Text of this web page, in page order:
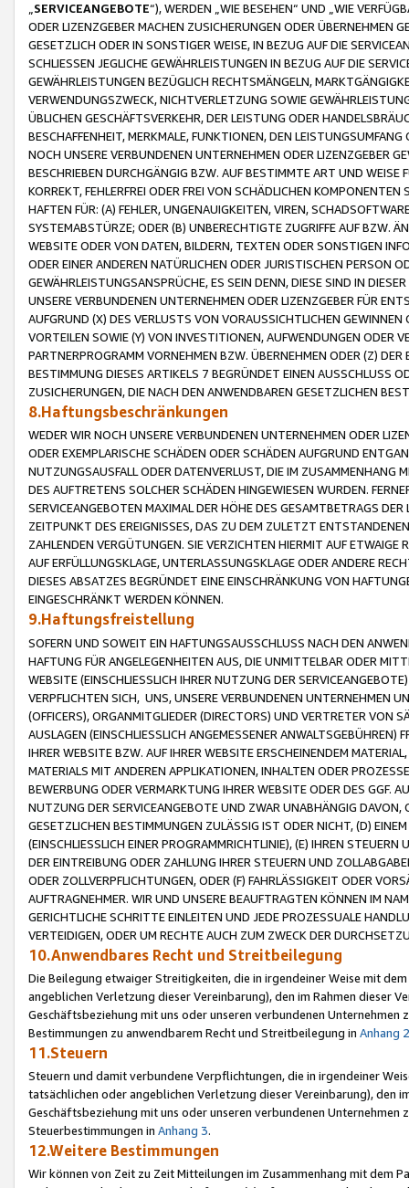
SERVICEANGEBOTE“), WERDEN „WIE BESEHEN“ UND „WIE
ODER LIZENZGEBER MACHEN ZUSICHERUNGEN ODER ÜBERNEHMEN
GESETZLICH ODER IN SONSTIGER WEISE, IN BEZUG AUF DIE
SCHLIESSEN JEGLICHE GEWÄHRLEISTUNGEN IN BEZUG AUF DIE
GEWÄHRLEISTUNGEN BEZÜGLICH RECHTSMÄNGELN,
VERWENDUNGSZWECK, NICHTVERLETZUNG SOWIE
ÜBLICHEN GESCHÄFTSVERKEHR, DER LEISTUNG ODER
BESCHAFFENHEIT, MERKMALE, FUNKTIONEN, DEN
NOCH UNSERE VERBUNDENEN UNTERNEHMEN ODER LIZENZGEBER
BESCHRIEBEN DURCHGÄNGIG BZW. AUF BESTIMMTE ART UND
KORREKT, FEHLERFREI ODER FREI VON SCHÄDLICHEN
HAFTEN FÜR: (A) FEHLER, UNGENAUIGKEITEN, VIREN,
SYSTEMABSTÜRZE; ODER (B) UNBERECHTIGTE ZUGRIFFE AUF BZW.
WEBSITE ODER VON DATEN, BILDERN, TEXTEN ODER SONSTIGEN
ODER EINER ANDEREN NATÜRLICHEN ODER JURISTISCHEN PERSON
GEWÄHRLEISTUNGSANSPRÜCHE, ES SEIN DENN, DIESE SIND IN
UNSERE VERBUNDENEN UNTERNEHMEN ODER LIZENZGEBER FÜR
AUFGRUND (X) DES VERLUSTS VON VORAUSSICHTLICHEN
VORTEILEN SOWIE (Y) VON INVESTITIONEN, AUFWENDUNGEN ODER
PARTNERPROGRAMM VORNEHMEN BZW. ÜBERNEHMEN ODER (Z)
BESTIMMUNG DIESES ARTIKELS 7 BEGRÜNDET EINEN AUSSCHLUSS
ZUSICHERUNGEN, DIE NACH DEN ANWENDBAREN GESETZLICHEN
8.Haftungsbeschränkungen
WEDER WIR NOCH UNSERE VERBUNDENEN UNTERNEHMEN ODER
ODER EXEMPLARISCHE SCHÄDEN ODER SCHÄDEN AUFGRUND
NUTZUNGSAUSFALL ODER DATENVERLUST, DIE IM ZUSAMMENHANG
DES AUFTRETENS SOLCHER SCHÄDEN HINGEWIESEN WURDEN.
SERVICEANGEBOTEN MAXIMAL DER HÖHE DES GESAMTBETRAGS
ZEITPUNKT DES EREIGNISSES, DAS ZU DEM ZULETZT
ZAHLENDEN VERGÜTUNGEN. SIE VERZICHTEN HIERMIT AUF
AUF ERFÜLLUNGSKLAGE, UNTERLASSUNGSKLAGE ODER ANDERE
DIESES ABSATZES BEGRÜNDET EINE EINSCHRÄNKUNG VON
EINGESCHRÄNKT WERDEN KÖNNEN.
9.Haftungsfreistellung
SOFERN UND SOWEIT EIN HAFTUNGSAUSSCHLUSS NACH DEN
HAFTUNG FÜR ANGELEGENHEITEN AUS, DIE UNMITTELBAR ODER
WEBSITE (EINSCHLIESSLICH IHRER NUTZUNG DER
VERPFLICHTEN SICH, UNS, UNSERE VERBUNDENEN UNTERNEHMEN
(OFFICERS), ORGANMITGLIEDER (DIRECTORS) UND VERTRETER VON
AUSLAGEN (EINSCHLIESSLICH ANGEMESSENER
IHRER WEBSITE BZW. AUF IHRER WEBSITE ERSCHEINENDEM
MATERIALS MIT ANDEREN APPLIKATIONEN, INHALTEN ODER
BEWERBUNG ODER VERMARKTUNG IHRER WEBSITE ODER DES GGF.
NUTZUNG DER SERVICEANGEBOTE UND ZWAR UNABHÄNGIG
GESETZLICHEN BESTIMMUNGEN ZULÄSSIG IST ODER NICHT, (D)
(EINSCHLIESSLICH EINER PROGRAMMRICHTLINIE), (E) IHREN
DER EINTREIBUNG ODER ZAHLUNG IHRER STEUERN UND
ODER ZOLLVERPFLICHTUNGEN, ODER (F) FAHRLÄSSIGKEIT ODER
AUFTRAGNEHMER. WIR UND UNSERE BEAUFTRAGTEN KÖNNEN IM
GERICHTLICHE SCHRITTE EINLEITEN UND JEDE PROZESSUALE
VERTEIDIGEN, ODER UM RECHTE AUCH ZUM ZWECK DER
10.Anwendbares Recht und Streitbeilegung
Die Beilegung etwaiger Streitigkeiten, die in irgendeiner Weise mit
angeblichen Verletzung dieser Vereinbarung), den im Rahmen dieser
Geschäftsbeziehung mit uns oder unseren verbundenen
Bestimmungen zu anwendbarem Recht und Streitbeilegung in Anhang 2
11.Steuern
Steuern und damit verbundene Verpflichtungen, die in irgendeiner
tatsächlichen oder angeblichen Verletzung dieser Vereinbarung), den
Geschäftsbeziehung mit uns oder unseren verbundenen
Steuerbestimmungen in Anhang 3.
12.Weitere Bestimmungen
Wir können von Zeit zu Zeit Mitteilungen im Zusammenhang mit dem